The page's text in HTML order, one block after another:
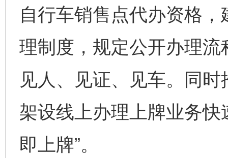
自行车销售点代办资格
理制度，规定公开办理
见人、见证、见车。同时
架设线上办理上牌业务快
即上牌”。